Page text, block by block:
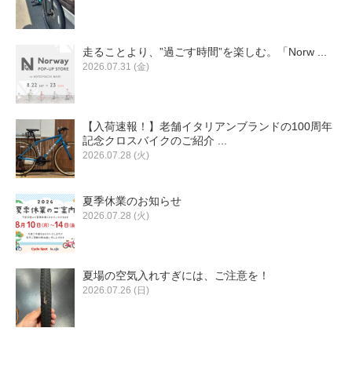
走ることより、”過ごす時間”を楽しむ。「Norw ...
2026.07.31 (金)
【入荷速報！】老舗イタリアンブランドの100周年
記念クロスバイクのご紹介 ...
2026.07.28 (火)
夏季休業のお知らせ
2026.07.28 (火)
夏場の空気入れすぎには、ご注意を！
2026.07.26 (日)